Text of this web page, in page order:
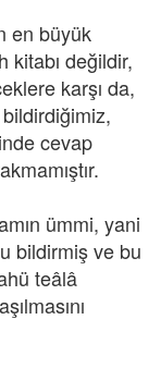
en büyük
kitabı değildir,
karşı da,
cevap
ümmi, yani
bildirmiş ve bu
teâlâ